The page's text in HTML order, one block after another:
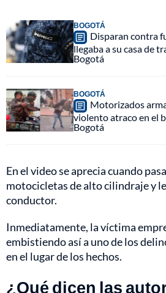
BOGOTÁ
Disparan contra
llegaba a su casa de
Bogotá
BOGOTÁ
Motorizados
violento atraco en el
Bogotá
En el video se aprecia cuando
motocicletas de alto cilindraje y
conductor.
Inmediatamente, la víctima
embistiendo así a uno de los
en el lugar de los hechos.
¿Qué dicen las